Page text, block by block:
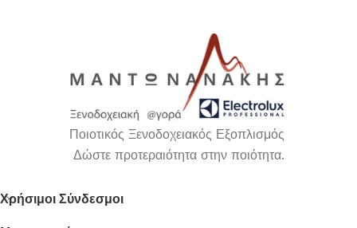
Ποιοτικός Ξενοδοχειακός Εξοπλισμός
Δώστε προτεραιότητα στην ποιότητα.
Χρήσιμοι Σύνδεσμοι